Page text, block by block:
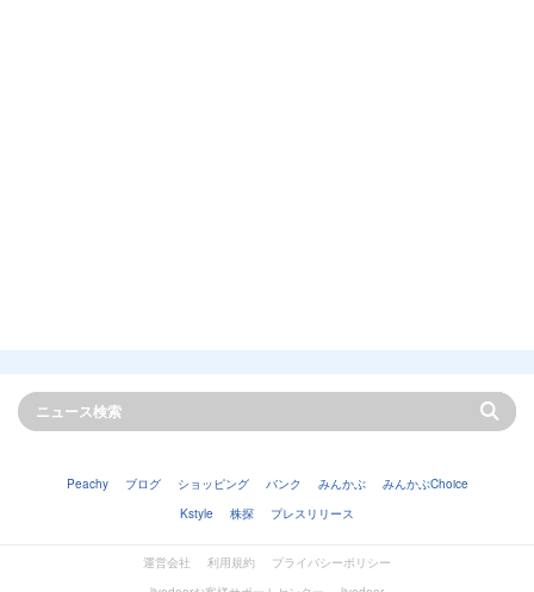
Peachy ブログ ショッピング バンク みんかぶ
みんかぶChoice
Kstyle
株探 プレスリリース
運営会社 利用規約
プライバシーポリシー